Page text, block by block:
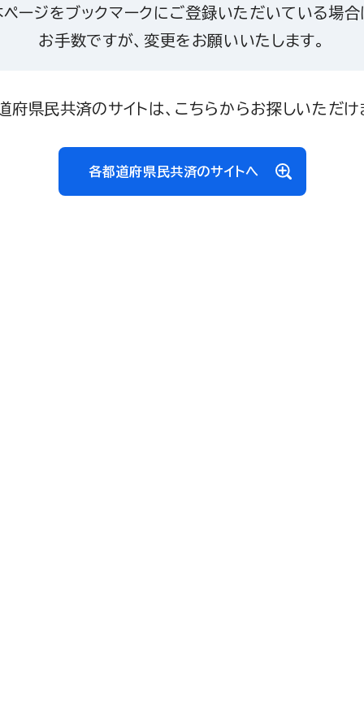
ページをブックマークにご登録いただいている場合
お手数ですが、変更をお願いいたします。
府県民共済のサイトは、こちらからお探しいただけ
各都道府県民共済のサイトへ